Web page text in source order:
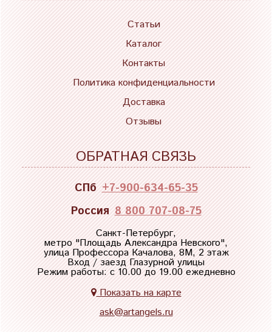
Статьи
Каталог
Контакты
Политика конфиденциальности
Доставка
Отзывы
ОБРАТНАЯ СВЯЗЬ
СПб +7-900-634-65-35
Россия 8 800 707-08-75
Санкт-Петербург,
метро "Площадь Александра Невского",
улица Профессора Качалова, 8М, 2 этаж
Вход / заезд Глазурной улицы
Режим работы: с 10.00 до 19.00 ежедневно
Показать на карте
ask@artangels.ru